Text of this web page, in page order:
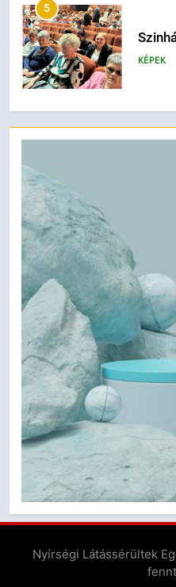
5
KÉPEK
6
2024
7
KÉPEK
9
Nyírségi Látássérültek